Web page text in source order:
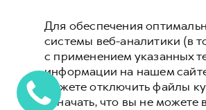
Для обеспечения
системы веб-аналитики (в
с применением указанных
информации на нашем
можете отключить файлы
означать, что вы не можете